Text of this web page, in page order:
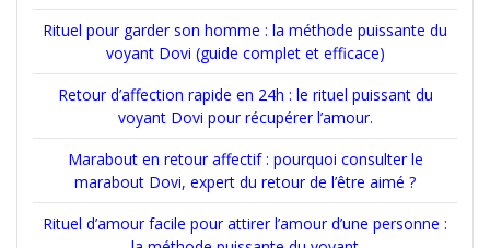
Rituel pour garder son homme : la méthode puissante du
voyant Dovi (guide complet et efficace)
Retour d’affection rapide en 24h : le rituel puissant du
voyant Dovi pour récupérer l’amour.
Marabout en retour affectif : pourquoi consulter le
marabout Dovi, expert du retour de l’être aimé ?
Rituel d’amour facile pour attirer l’amour d’une personne :